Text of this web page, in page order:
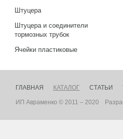
Штуцера
Штуцера и соединители
тормозных трубок
Ячейки пластиковые
ГЛАВНАЯ КАТАЛОГ СТАТЬИ
ИП Авраменко © 2011 – 2020